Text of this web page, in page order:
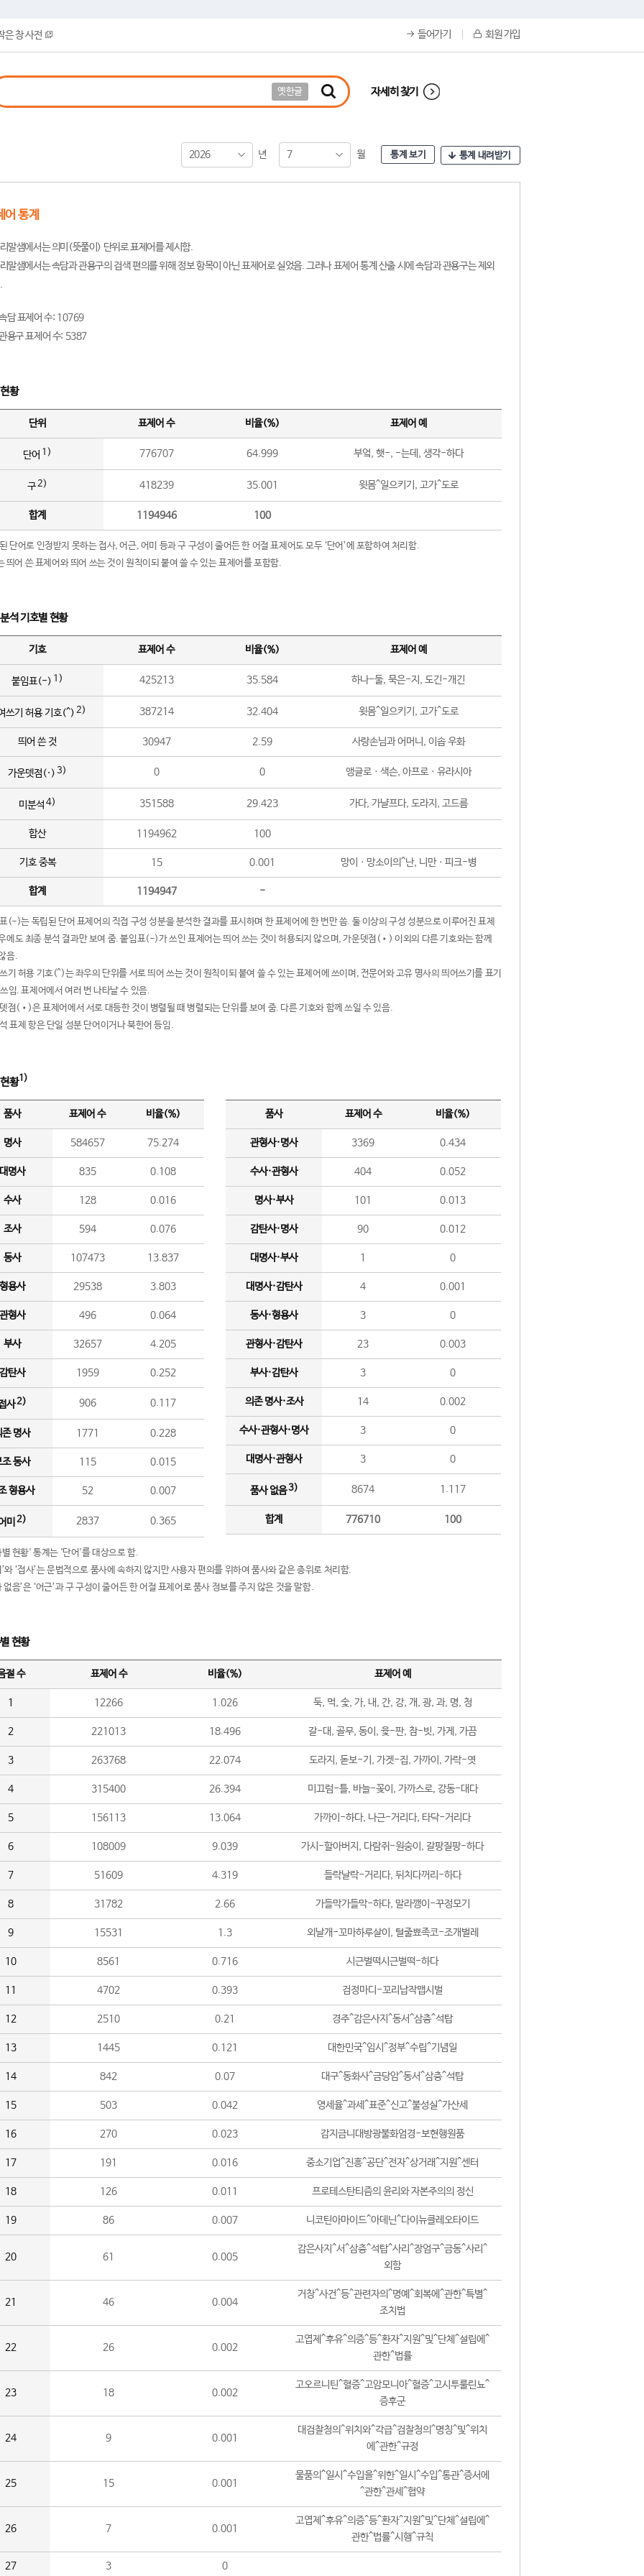
은 창 사전 들어가기 회원 가입
옛한글 자세히 찾기
2026 년 7 월 통계 보기 통계 내려받기
어 통계
말샘에서는 의미(뜻풀이) 단위로 표제어를 제시함.
말샘에서는 속담과 관용구의 검색 편의를 위해 정보 항목이 아닌 표제어로 실었음. 그러나 표제어 통계 산출 시에 속담과 관용구는 제외
담 표제어 수: 10769
용구 표제어 수: 5387
황
단위 표제어 수 비율(%) 표제어 예
단어 1) 776707 64.999 부엌, 햇-, -는데, 생각-하다
구2) 418239 35.001 윗몸^일으키기, 고가^도로
합계 1194946 100
단어로 인정받지 못하는 접사, 어근, 어미 등과 구 구성이 줄어든 한 어절 표제어도 모두 ‘단어’에 포함하여 처리함.
띄어 쓴 표제어와 띄어 쓰는 것이 원칙이되 붙여 쓸 수 있는 표제어를 포함함.
석 기호별 현황
기호 표제어 수 비율(%) 표제어 예
붙임표(-) 1) 425213 35.584 하나-둘, 묵은-지, 도긴-개긴
쓰기 허용 기호(^) 2) 387214 32.404 윗몸^일으키기, 고가^도로
띄어 쓴 것 30947 2.59 사랑손님과 어머니, 이솝 우화
가운뎃점(·) 3) 0 0 앵글로ㆍ색슨, 아프로ㆍ유라시아
미분석 4) 351588 29.423 가다, 가냘프다, 도라지, 고드름
합산 1194962 100
기호 중복 15 0.001 망이ㆍ망소이의^난, 니만ㆍ피크-병
합계 1194947 -
(-)는 독립된 단어 표제어의 직접 구성 성분을 분석한 결과를 표시하며 한 표제어에 한 번만 씀. 둘 이상의 구성 성분으로 이루어진 표제
에도 최종 분석 결과만 보여 줌. 붙임표(-)가 쓰인 표제어는 띄어 쓰는 것이 허용되지 않으며, 가운뎃점(•) 이외의 다른 기호와는 함께
음.
기 허용 기호(^)는 좌우의 단위를 서로 띄어 쓰는 것이 원칙이되 붙여 쓸 수 있는 표제어에 쓰이며, 전문어와 고유 명사의 띄어쓰기를 표기
임. 표제어에서 여러 번 나타날 수 있음.
점(•)은 표제어에서 서로 대등한 것이 병렬될 때 병렬되는 단위를 보여 줌. 다른 기호와 함께 쓰일 수 있음.
표제 항은 단일 성분 단어이거나 북한어 등임.
황1)
품사 표제어 수 비율(%)
명사 584657 75.274
명사 835 0.108
수사 128 0.016
조사 594 0.076
동사 107473 13.837
용사 29538 3.803
형사 496 0.064
부사 32657 4.205
탄사 1959 0.252
사2) 906 0.117
존 명사 1771 0.228
조 동사 115 0.015
형용사 52 0.007
미 2) 2837 0.365
품사 표제어 수 비율(%)
관형사·명사 3369 0.434
수사·관형사 404 0.052
명사·부사 101 0.013
감탄사·명사 90 0.012
대명사·부사 1 0
대명사·감탄사 4 0.001
동사·형용사 3 0
관형사·감탄사 23 0.003
부사·감탄사 3 0
의존 명사·조사 14 0.002
수사·관형사·명사 3 0
대명사·관형사 3 0
품사 없음3) 8674 1.117
합계 776710 100
현황' 통계는 '단어'를 대상으로 함.
와 ‘접사’는 문법적으로 품사에 속하지 않지만 사용자 편의를 위하여 품사와 같은 층위로 처리함.
없음’은 ‘어근’과 구 구성이 줄어든 한 어절 표제어로 품사 정보를 주지 않은 것을 말함.
현황
절 수 표제어 수 비율(%) 표제어 예
1 12266 1.026 둑, 먹, 숯, 가, 내, 간, 강, 개, 광, 과, 명, 청
2 221013 18.496 갈-대, 골무, 동이, 윷-판, 참-빗, 가게, 가끔
3 263768 22.074 도라지, 돋보-기, 가겟-집, 가까이, 가락-엿
4 315400 26.394 미끄럼-틀, 바늘-꽂이, 가까스로, 강동-대다
5 156113 13.064 가까이-하다, 나근-거리다, 타닥-거리다
6 108009 9.039 가시-할아버지, 다람쥐-원숭이, 갈팡질팡-하다
7 51609 4.319 들락날락-거리다, 뒤치다꺼리-하다
8 31782 2.66 가들막가들막-하다, 말라깽이-꾸정모기
9 15531 1.3 외날개-꼬마하루살이, 털줄뾰족코-조개벌레
10 8561 0.716 시근벌떡시근벌떡-하다
11 4702 0.393 검정마디-꼬리납작맵시벌
12 2510 0.21 경주^감은사지^동서^삼층^석탑
13 1445 0.121 대한민국^임시^정부^수립^기념일
14 842 0.07 대구^동화사^금당암^동서^삼층^석탑
15 503 0.042 영세율^과세^표준^신고^불성실^가산세
16 270 0.023 감지금니대방광불화엄경-보현행원품
17 191 0.016 중소기업^진흥^공단^전자^상거래^지원^센터
18 126 0.011 프로테스탄티즘의 윤리와 자본주의의 정신
19 86 0.007 니코틴아마이드^아데닌^다이뉴클레오타이드
20 61 0.005
감은사지^서^삼층^석탑^사리^장엄구^금동^사리^
외함
21 46 0.004
거창^사건^등^관련자의^명예^회복에^관한^특별^
조치법
22 26 0.002
고엽제^후유^의증^등^환자^지원^및^단체^설립에^
관한^법률
23 18 0.002
고오르니틴^혈증^고암모니아^혈증^고시투룰린뇨^
증후군
24 9 0.001
대검찰청의^위치와^각급^검찰청의^명칭^및^위치
에^관한^규정
25 15 0.001
물품의^일시^수입을^위한^일시^수입^통관^증서에
^관한^관세^협약
26 7 0.001
고엽제^후유^의증^등^환자^지원^및^단체^설립에^
관한^법률^시행^규칙
27 3 0